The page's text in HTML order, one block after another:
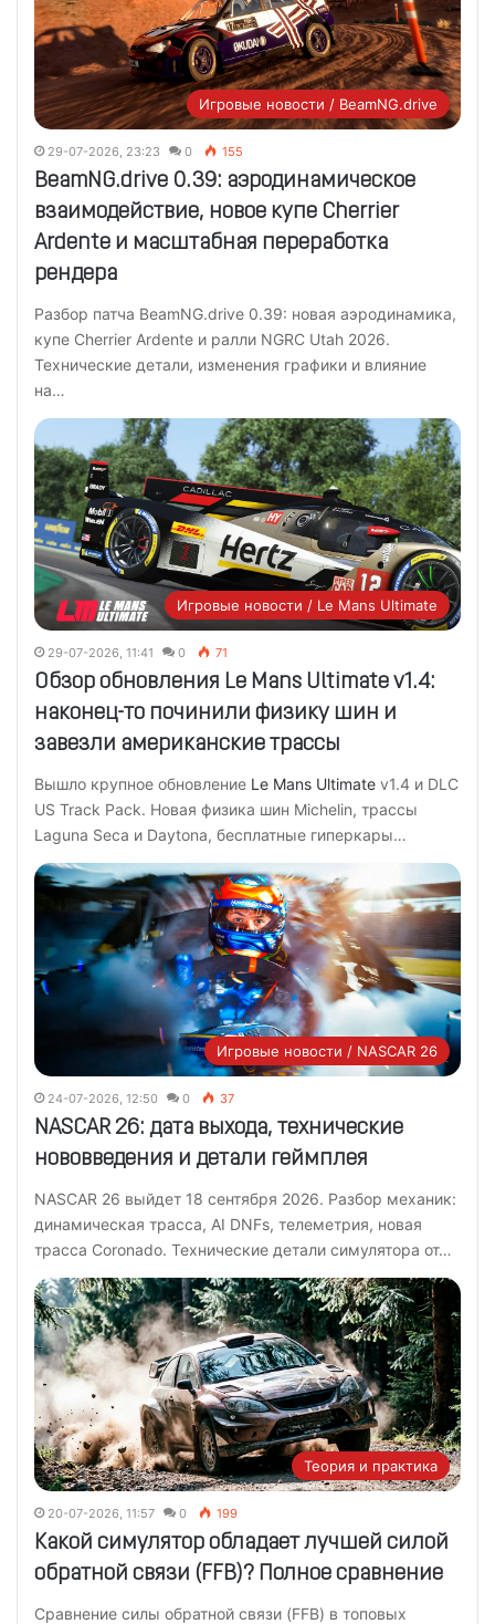
Игровые новости / BeamNG.drive
29-07-2026, 23:23 0 155
BeamNG.drive 0.39: аэродинамическое
взаимодействие, новое купе Cherrier
Ardente и масштабная переработка
рендера
Разбор патча BeamNG.drive 0.39: новая аэродинамика,
купе Cherrier Ardente и ралли NGRC Utah 2026.
Технические детали, изменения графики и влияние
на…
Игровые новости / Le Mans Ultimate
29-07-2026, 11:41 0 71
Обзор обновления Le Mans Ultimate v1.4:
наконец-то починили физику шин и
завезли американские трассы
Вышло крупное обновление Le Mans Ultimate v1.4 и DLC
US Track Pack. Новая физика шин Michelin, трассы
Laguna Seca и Daytona, бесплатные гиперкары…
Игровые новости / NASCAR 26
24-07-2026, 12:50 0 37
NASCAR 26: дата выхода, технические
нововведения и детали геймплея
NASCAR 26 выйдет 18 сентября 2026. Разбор механик:
динамическая трасса, AI DNFs, телеметрия, новая
трасса Coronado. Технические детали симулятора от…
Теория и практика
20-07-2026, 11:57 0 199
Какой симулятор обладает лучшей силой
обратной связи (FFB)? Полное сравнение
Сравнение силы обратной связи (FFB) в топовых